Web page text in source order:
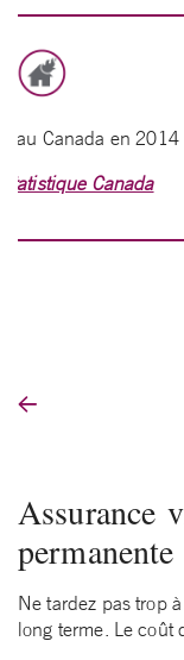
Assurance
permanente
Ne tardez pas trop
long terme. Le coût